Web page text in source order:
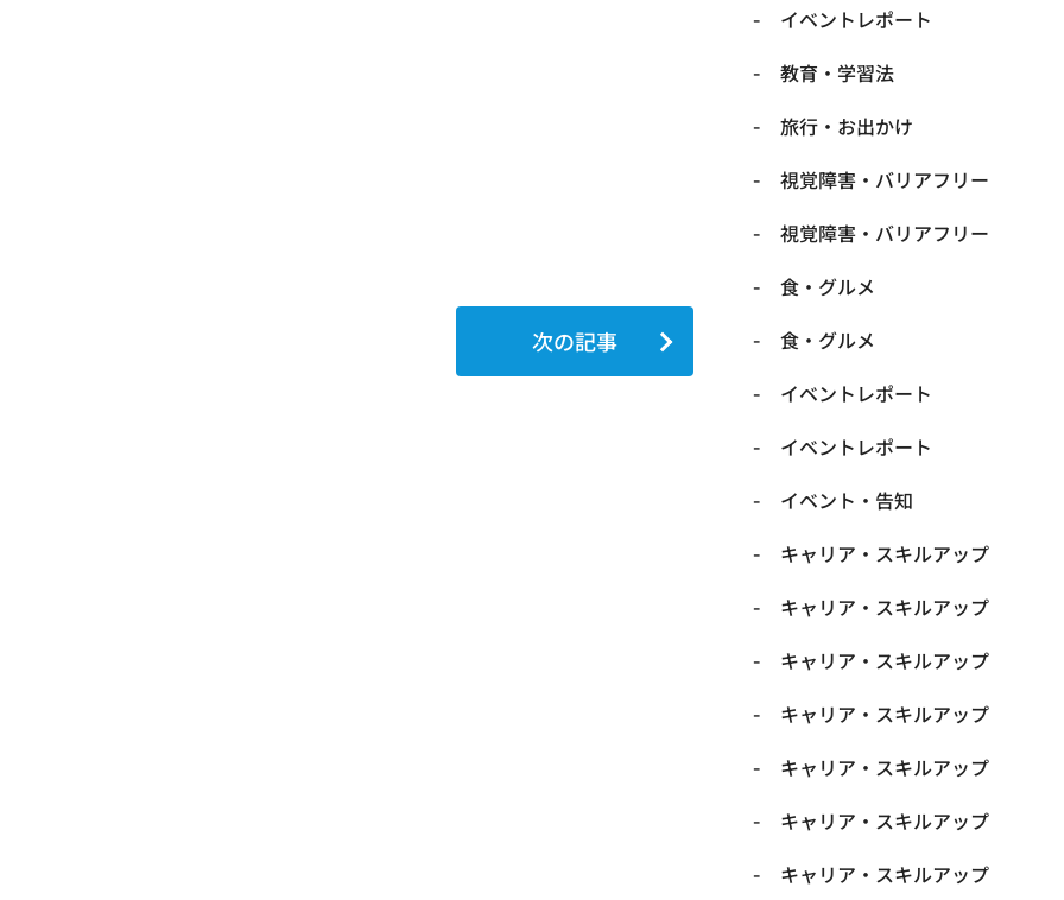
次の記事
​イベントレポート
​教育・学習法
​旅行・お出かけ
​視覚障害・バリアフリー
​視覚障害・バリアフリー
​食・グルメ
​食・グルメ
イベントレポート
イベントレポート
イベント・告知
キャリア・スキルアップ
キャリア・スキルアップ
キャリア・スキルアップ
キャリア・スキルアップ
キャリア・スキルアップ
キャリア・スキルアップ
キャリア・スキルアップ